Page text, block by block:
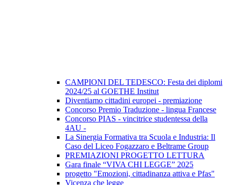
CAMPIONI DEL TEDESCO: Festa dei diplomi
2024/25 al GOETHE Institut
Diventiamo cittadini europei - premiazione
Concorso Premio Traduzione - lingua Francese
Concorso PIAS - vincitrice studentessa della
4AU -
La Sinergia Formativa tra Scuola e Industria: Il
Caso del Liceo Fogazzaro e Beltrame Group
PREMIAZIONI PROGETTO LETTURA
Gara finale “VIVA CHI LEGGE” 2025
progetto "Emozioni, cittadinanza attiva e Pfas"
Vicenza che legge